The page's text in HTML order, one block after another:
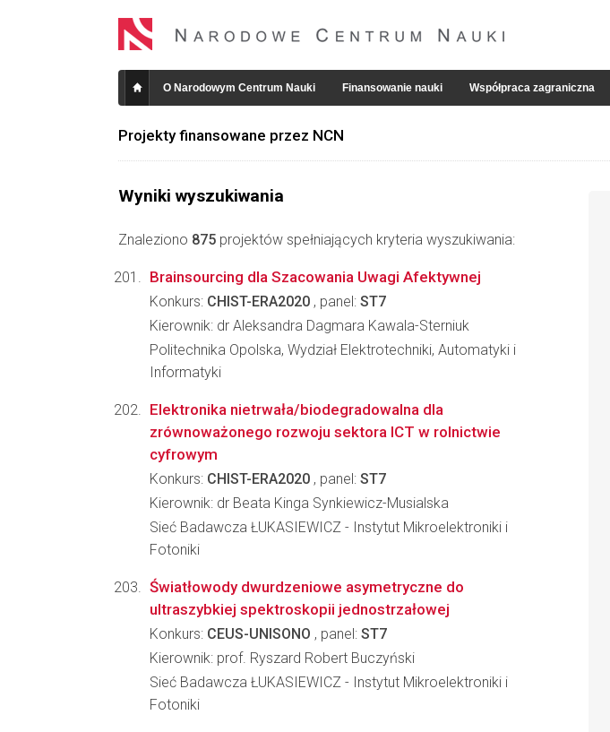
O Narodowym Centrum Nauki Finansowanie nauki Współpraca zagraniczna
Projekty finansowane przez NCN
Wyniki wyszukiwania
Znaleziono 875 projektów spełniających kryteria wyszukiwania:
Brainsourcing dla Szacowania Uwagi Afektywnej
Konkurs: CHIST-ERA2020 , panel: ST7
Kierownik: dr Aleksandra Dagmara Kawala-Sterniuk
Politechnika Opolska, Wydział Elektrotechniki, Automatyki i
Informatyki
Elektronika nietrwała/biodegradowalna dla
zrównoważonego rozwoju sektora ICT w rolnictwie
cyfrowym
Konkurs: CHIST-ERA2020 , panel: ST7
Kierownik: dr Beata Kinga Synkiewicz-Musialska
Sieć Badawcza ŁUKASIEWICZ - Instytut Mikroelektroniki i
Fotoniki
Światłowody dwurdzeniowe asymetryczne do
ultraszybkiej spektroskopii jednostrzałowej
Konkurs: CEUS-UNISONO , panel: ST7
Kierownik: prof. Ryszard Robert Buczyński
Sieć Badawcza ŁUKASIEWICZ - Instytut Mikroelektroniki i
Fotoniki